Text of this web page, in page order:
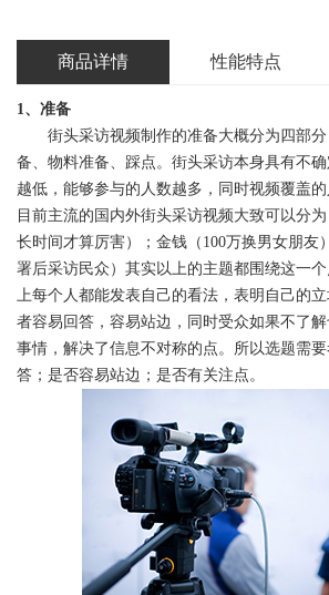
商品详情 性能特点
1、准备
街头采访视频制作的准备大概分为四部分
备、物料准备、踩点。 街头采访本身具有不
越低，能够参与的人数越多，同时视频覆盖的
目前主流的国内外街头采访视频大致可以分
长时间才算厉害）；金钱（100万换男女朋友
署后采访民众）其实以上的主题都围绕这一
上每个人都能发表自己的看法，表明自己的
者容易回答，容易站边，同时受众如果不了
事情，解决了信息不对称的点。所以选题需要
答；是否容易站边；是否有关注点。